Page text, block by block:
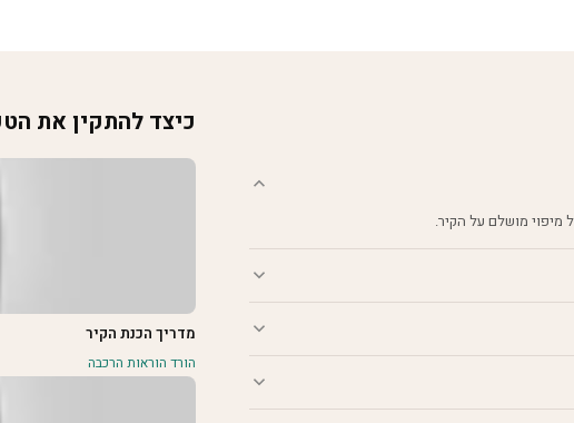
כיצד להתקין את
מדריך הכנת הקיר
הורד הוראות הרכבה